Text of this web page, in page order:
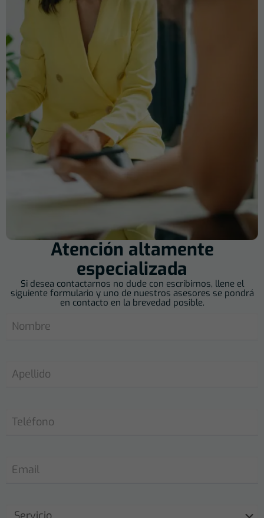
Atención altamente
especializada
Si desea contactarnos no dude con escribirnos, llene el
siguiente formulario y uno de nuestros asesores se pondrá
en contacto en la brevedad posible.